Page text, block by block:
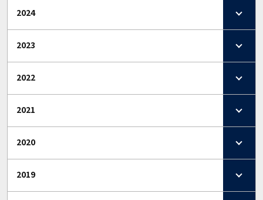
2024
2023
2022
2021
2020
2019